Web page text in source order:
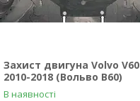
Захист двигуна Volvo V60
2010-2018 (Вольво В60)
В наявності